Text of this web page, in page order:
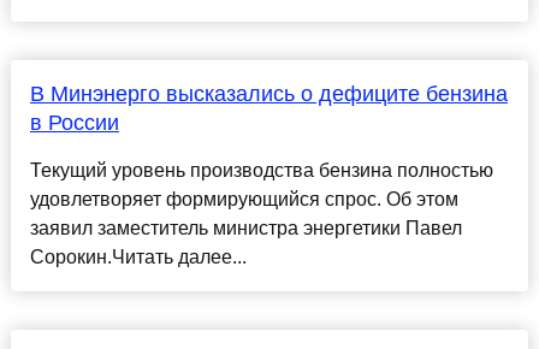
В Минэнерго высказались о дефиците бензина
в России
Текущий уровень производства бензина полностью
удовлетворяет формирующийся спрос. Об этом
заявил заместитель министра энергетики Павел
Сорокин.Читать далее...